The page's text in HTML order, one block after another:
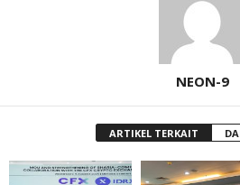
NEON-9
ARTIKEL TERKAIT